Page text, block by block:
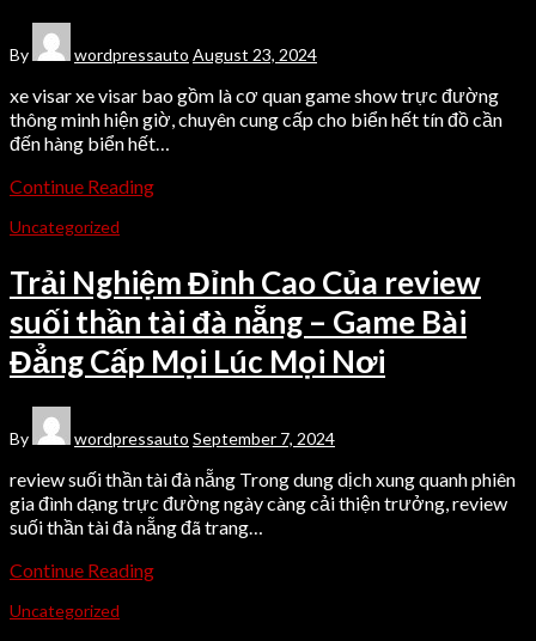
By wordpressauto August 23, 2024
xe visar xe visar bao gồm là cơ quan game show trực đường
thông minh hiện giờ, chuyên cung cấp cho biển hết tín đồ cần
đến hàng biển hết…
Continue Reading
Uncategorized
Trải Nghiệm Đỉnh Cao Của review
suối thần tài đà nẵng – Game Bài
Đẳng Cấp Mọi Lúc Mọi Nơi
By wordpressauto September 7, 2024
review suối thần tài đà nẵng Trong dung dịch xung quanh phiên
gia đình dạng trực đường ngày càng cải thiện trưởng, review
suối thần tài đà nẵng đã trang…
Continue Reading
Uncategorized